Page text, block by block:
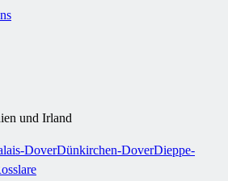
und Irland
DoverDünkirchen-DoverDieppe-